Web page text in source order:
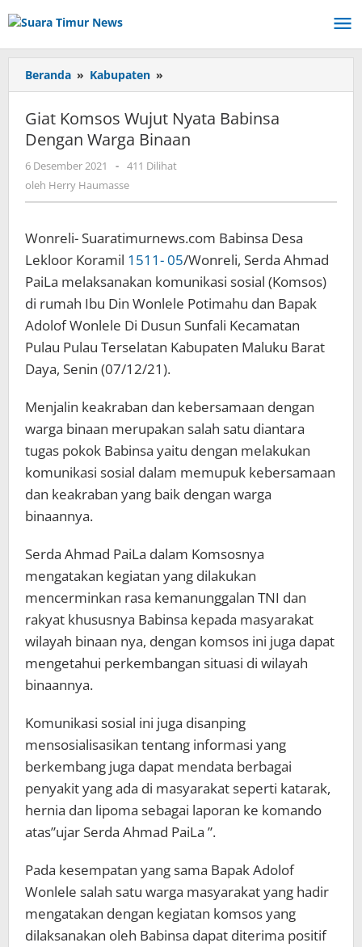
ke
Beranda » Kabupaten »
Komsos
Nyata
Babinsa
Dengan
Giat Komsos Wujut Nyata Babinsa
Dengan Warga Binaan
6 Desember 2021
oleh
Herry
- 411 Dilihat
oleh Herry Haumasse
Wonreli- Suaratimurnews.com Babinsa Desa
Lekloor Koramil 1511- 05/Wonreli, Serda Ahmad
PaiLa melaksanakan komunikasi sosial (Komsos)
di rumah Ibu Din Wonlele Potimahu dan Bapak
Adolof Wonlele Di Dusun Sunfali Kecamatan
Pulau Pulau Terselatan Kabupaten Maluku Barat
Daya, Senin (07/12/21).
Menjalin keakraban dan kebersamaan dengan
warga binaan merupakan salah satu diantara
tugas pokok Babinsa yaitu dengan melakukan
komunikasi sosial dalam memupuk kebersamaan
dan keakraban yang baik dengan warga
binaannya.
Serda Ahmad PaiLa dalam Komsosnya
mengatakan kegiatan yang dilakukan
mencerminkan rasa kemanunggalan TNI dan
rakyat khususnya Babinsa kepada masyarakat
wilayah binaan nya, dengan komsos ini juga dapat
mengetahui perkembangan situasi di wilayah
binaannya.
Komunikasi sosial ini juga disanping
mensosialisasikan tentang informasi yang
berkembang juga dapat mendata berbagai
penyakit yang ada di masyarakat seperti katarak,
hernia dan lipoma sebagai laporan ke komando
atas”ujar Serda Ahmad PaiLa ”.
Pada kesempatan yang sama Bapak Adolof
Wonlele salah satu warga masyarakat yang hadir
mengatakan dengan kegiatan komsos yang
dilaksanakan oleh Babinsa dapat diterima positif